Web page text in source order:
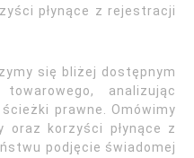
płynące z rejestracji
się bliżej dostępnym
analizując
prawne. Omówimy
oraz korzyści płynące z
podjęcie świadomej